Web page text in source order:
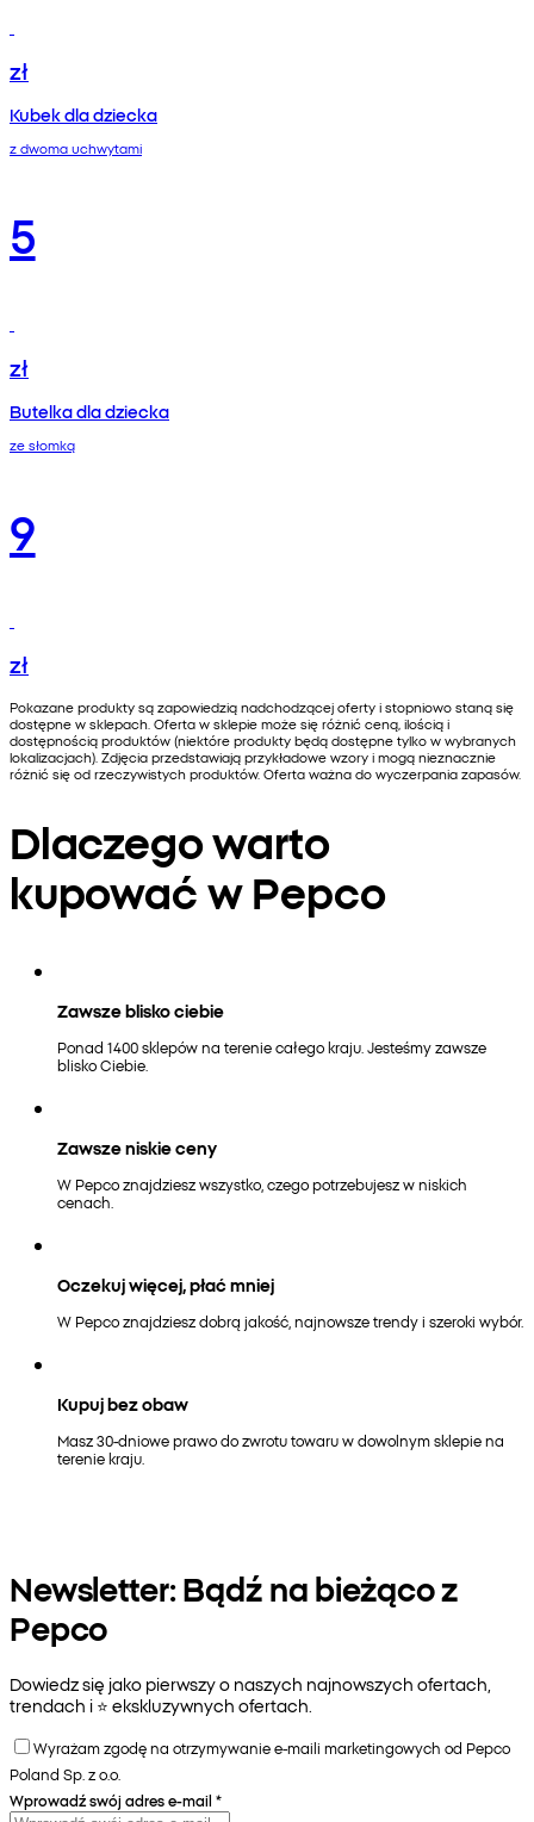
zł
Kubek dla dziecka
z dwoma uchwytami
5
zł
Butelka dla dziecka
ze słomką
9
zł
Pokazane produkty są zapowiedzią nadchodzącej oferty i stopniowo staną się
dostępne w sklepach. Oferta w sklepie może się różnić ceną, ilością i
dostępnością produktów (niektóre produkty będą dostępne tylko w wybranych
lokalizacjach). Zdjęcia przedstawiają przykładowe wzory i mogą nieznacznie
różnić się od rzeczywistych produktów. Oferta ważna do wyczerpania zapasów.
Dlaczego warto
kupować w Pepco
Zawsze blisko ciebie
Ponad 1400 sklepów na terenie całego kraju. Jesteśmy zawsze
blisko Ciebie.
Zawsze niskie ceny
W Pepco znajdziesz wszystko, czego potrzebujesz w niskich
cenach.
Oczekuj więcej, płać mniej
W Pepco znajdziesz dobrą jakość, najnowsze trendy i szeroki wybór.
Kupuj bez obaw
Masz 30-dniowe prawo do zwrotu towaru w dowolnym sklepie na
terenie kraju.
Newsletter: Bądź na bieżąco z
Pepco
Dowiedz się jako pierwszy o naszych najnowszych ofertach,
trendach i ⭐️ ekskluzywnych ofertach.
Wyrażam zgodę na otrzymywanie e-maili marketingowych od Pepco
Poland Sp. z o.o.
Wprowadź swój adres e-mail *